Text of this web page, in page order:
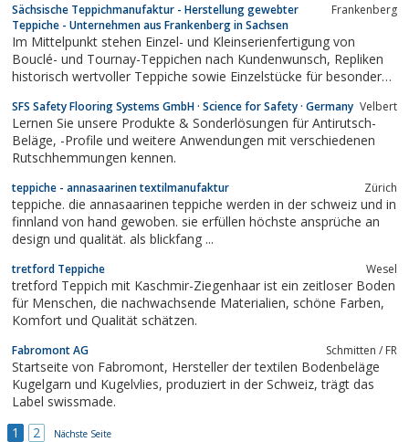
Sächsische Teppichmanufaktur - Herstellung gewebter
Teppiche - Unternehmen aus Frankenberg in Sachsen
Frankenberg
Im Mittelpunkt stehen Einzel- und Kleinserienfertigung von
Bouclé- und Tournay-Teppichen nach Kundenwunsch, Repliken
historisch wertvoller Teppiche sowie Einzelstücke für besondere
Firmenentres, aber auch komplizierte Treppenhäuser oder
Kutschen.
SFS Safety Flooring Systems GmbH · Science for Safety · Germany Velbert
Lernen Sie unsere Produkte & Sonderlösungen für Antirutsch-
Beläge, -Profile und weitere Anwendungen mit verschiedenen
Rutschhemmungen kennen.
teppiche - annasaarinen textilmanufaktur Zürich
teppiche. die annasaarinen teppiche werden in der schweiz und in
finnland von hand gewoben. sie erfüllen höchste ansprüche an
design und qualität. als blickfang ...
tretford Teppiche Wesel
tretford Teppich mit Kaschmir-Ziegenhaar ist ein zeitloser Boden
für Menschen, die nachwachsende Materialien, schöne Farben,
Komfort und Qualität schätzen.
Fabromont AG Schmitten / FR
Startseite von Fabromont, Hersteller der textilen Bodenbeläge
Kugelgarn und Kugelvlies, produziert in der Schweiz, trägt das
Label swissmade.
1
2 Nächste Seite